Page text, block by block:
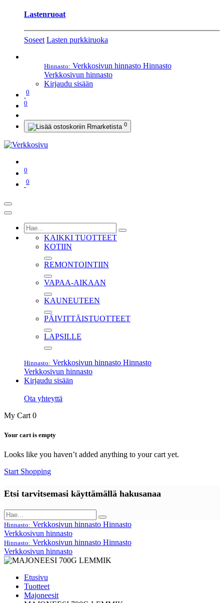
Lastenruoat
Soseet Lasten purkkiruoka
Hinnasto: Verkkosivun hinnasto Hinnasto
Verkkosivun hinnasto
Kirjaudu sisään
0
0
0
0
0
KAIKKI TUOTTEET
KOTIIN
REMONTOINTIIN
VAPAA-AIKAAN
KAUNEUTEEN
PÄIVITTÄISTUOTTEET
LAPSILLE
Hinnasto: Verkkosivun hinnasto Hinnasto
Verkkosivun hinnasto
Kirjaudu sisään
Ota yhteyttä
My Cart 0
Your cart is empty
Looks like you haven’t added anything to your cart yet.
Start Shopping
Etsi tarvitsemasi käyttämällä hakusanaa
Hinnasto: Verkkosivun hinnasto Hinnasto
Verkkosivun hinnasto
Hinnasto: Verkkosivun hinnasto Hinnasto
Verkkosivun hinnasto
Etusivu
Tuotteet
Majoneesit